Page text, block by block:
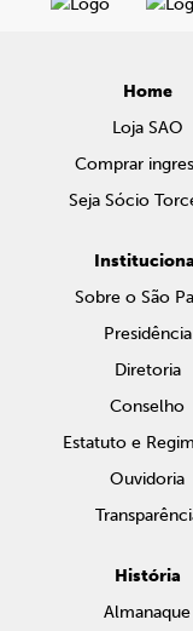
Home
Loja SAO
Comprar
Seja Sócio
Sobre o São
Presidência
Diretoria
Conselho
Estatuto e
Ouvidoria
História
Almanaque